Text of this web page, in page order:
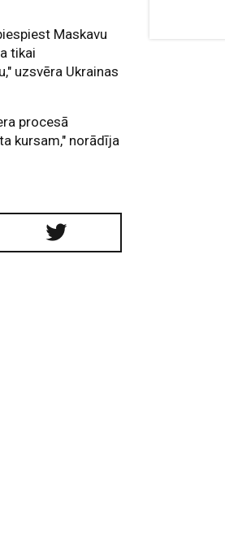
Maskavu
tikai
uzsvēra Ukrainas
procesā
kursam," norādīja